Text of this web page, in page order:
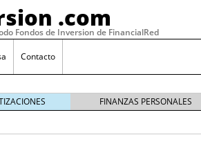
.com
Fondos de Inversion de FinancialRed
Contacto
FINANZAS PERSONALES